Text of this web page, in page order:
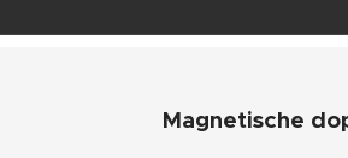
Magnetische